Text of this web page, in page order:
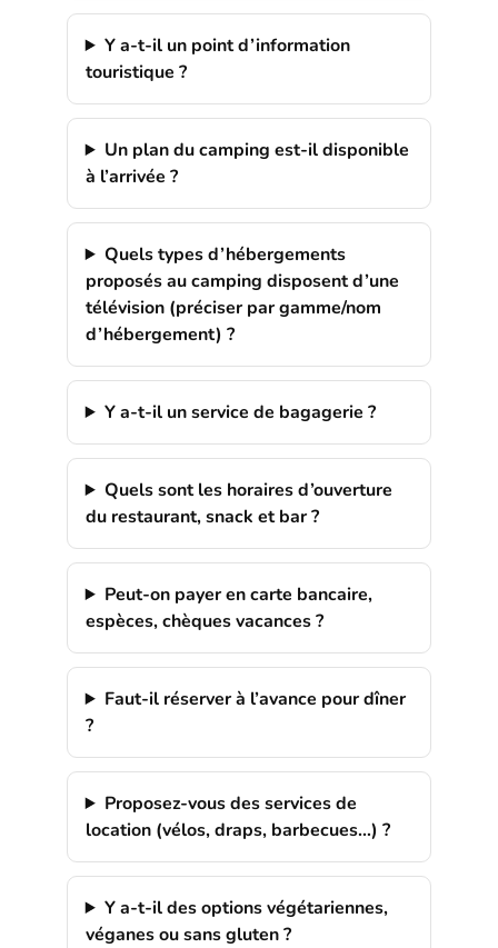
Y a-t-il un point d’information
touristique ?
Un plan du camping est-il disponible
à l’arrivée ?
Quels types d’hébergements
proposés au camping disposent d’une
télévision (préciser par gamme/nom
d’hébergement) ?
Y a-t-il un service de bagagerie ?
Quels sont les horaires d’ouverture
du restaurant, snack et bar ?
Peut-on payer en carte bancaire,
espèces, chèques vacances ?
Faut-il réserver à l’avance pour dîner
?
Proposez-vous des services de
location (vélos, draps, barbecues…) ?
Y a-t-il des options végétariennes,
véganes ou sans gluten ?